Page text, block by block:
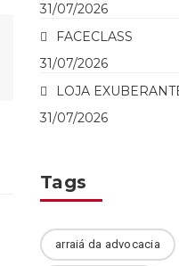
31/07/2026
FACECLASS
31/07/2026
LOJA
31/07/2026
Tags
arraiá da advocacia